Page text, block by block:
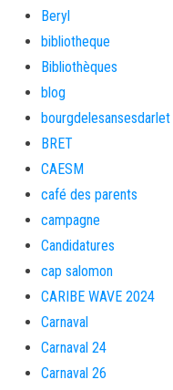
Beryl
bibliotheque
Bibliothèques
blog
bourgdelesansesdarlet
BRET
CAESM
café des parents
campagne
Candidatures
cap salomon
CARIBE WAVE 2024
Carnaval
Carnaval 24
Carnaval 26